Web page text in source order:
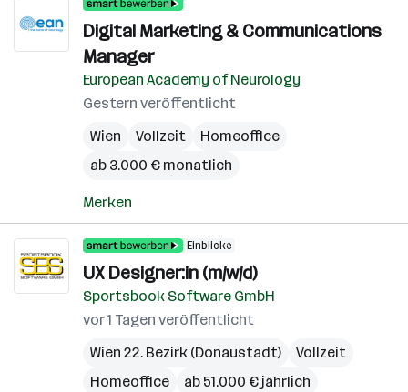
Digital Marketing & Communications
Manager
European Academy of Neurology
Gestern veröffentlicht
Wien
Vollzeit
Homeoffice
ab 3.000 € monatlich
Merken
Einblicke
UX Designer:in (m/w/d)
Sportsbook Software GmbH
vor 1 Tagen veröffentlicht
Wien 22. Bezirk (Donaustadt)
Vollzeit
Homeoffice
ab 51.000 € jährlich